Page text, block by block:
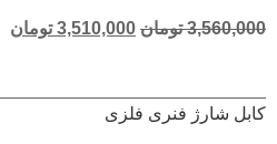
امتیاز5.00
3,560,000 تومان 3,510,000 تومان
کابل شارژ فنری فلزی